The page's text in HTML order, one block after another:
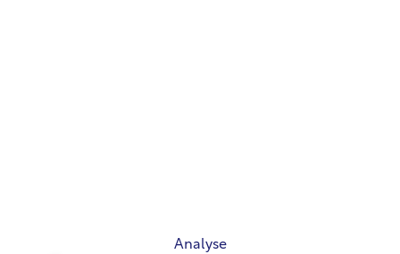
Analyse